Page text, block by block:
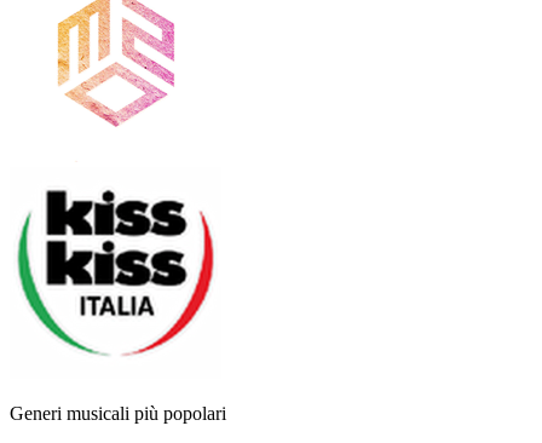
Generi musicali più popolari